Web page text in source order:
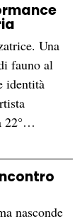
Una
fauno al
identità
22°…
nasconde